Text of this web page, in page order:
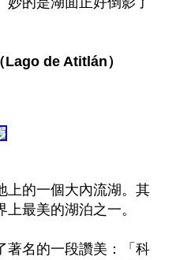
de Atitlán）
上的一個大內流湖。其
最美的湖泊之一。
著名的一段讚美：「科